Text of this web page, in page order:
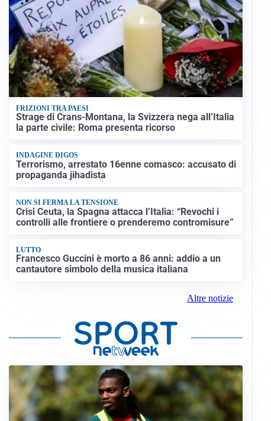
FRIZIONI TRA PAESI
Strage di Crans-Montana, la Svizzera nega all’Italia
la parte civile: Roma presenta ricorso
INDAGINE DIGOS
Terrorismo, arrestato 16enne comasco: accusato di
propaganda jihadista
NON SI FERMA LA TENSIONE
Crisi Ceuta, la Spagna attacca l’Italia: “Revochi i
controlli alle frontiere o prenderemo contromisure”
LUTTO
Francesco Guccini è morto a 86 anni: addio a un
cantautore simbolo della musica italiana
Altre notizie